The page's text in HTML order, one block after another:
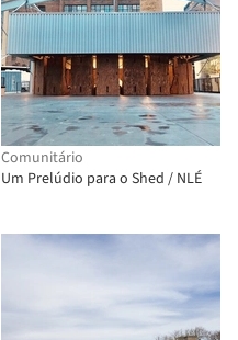
Comunitário
Um Prelúdio para o Shed / NLÉ